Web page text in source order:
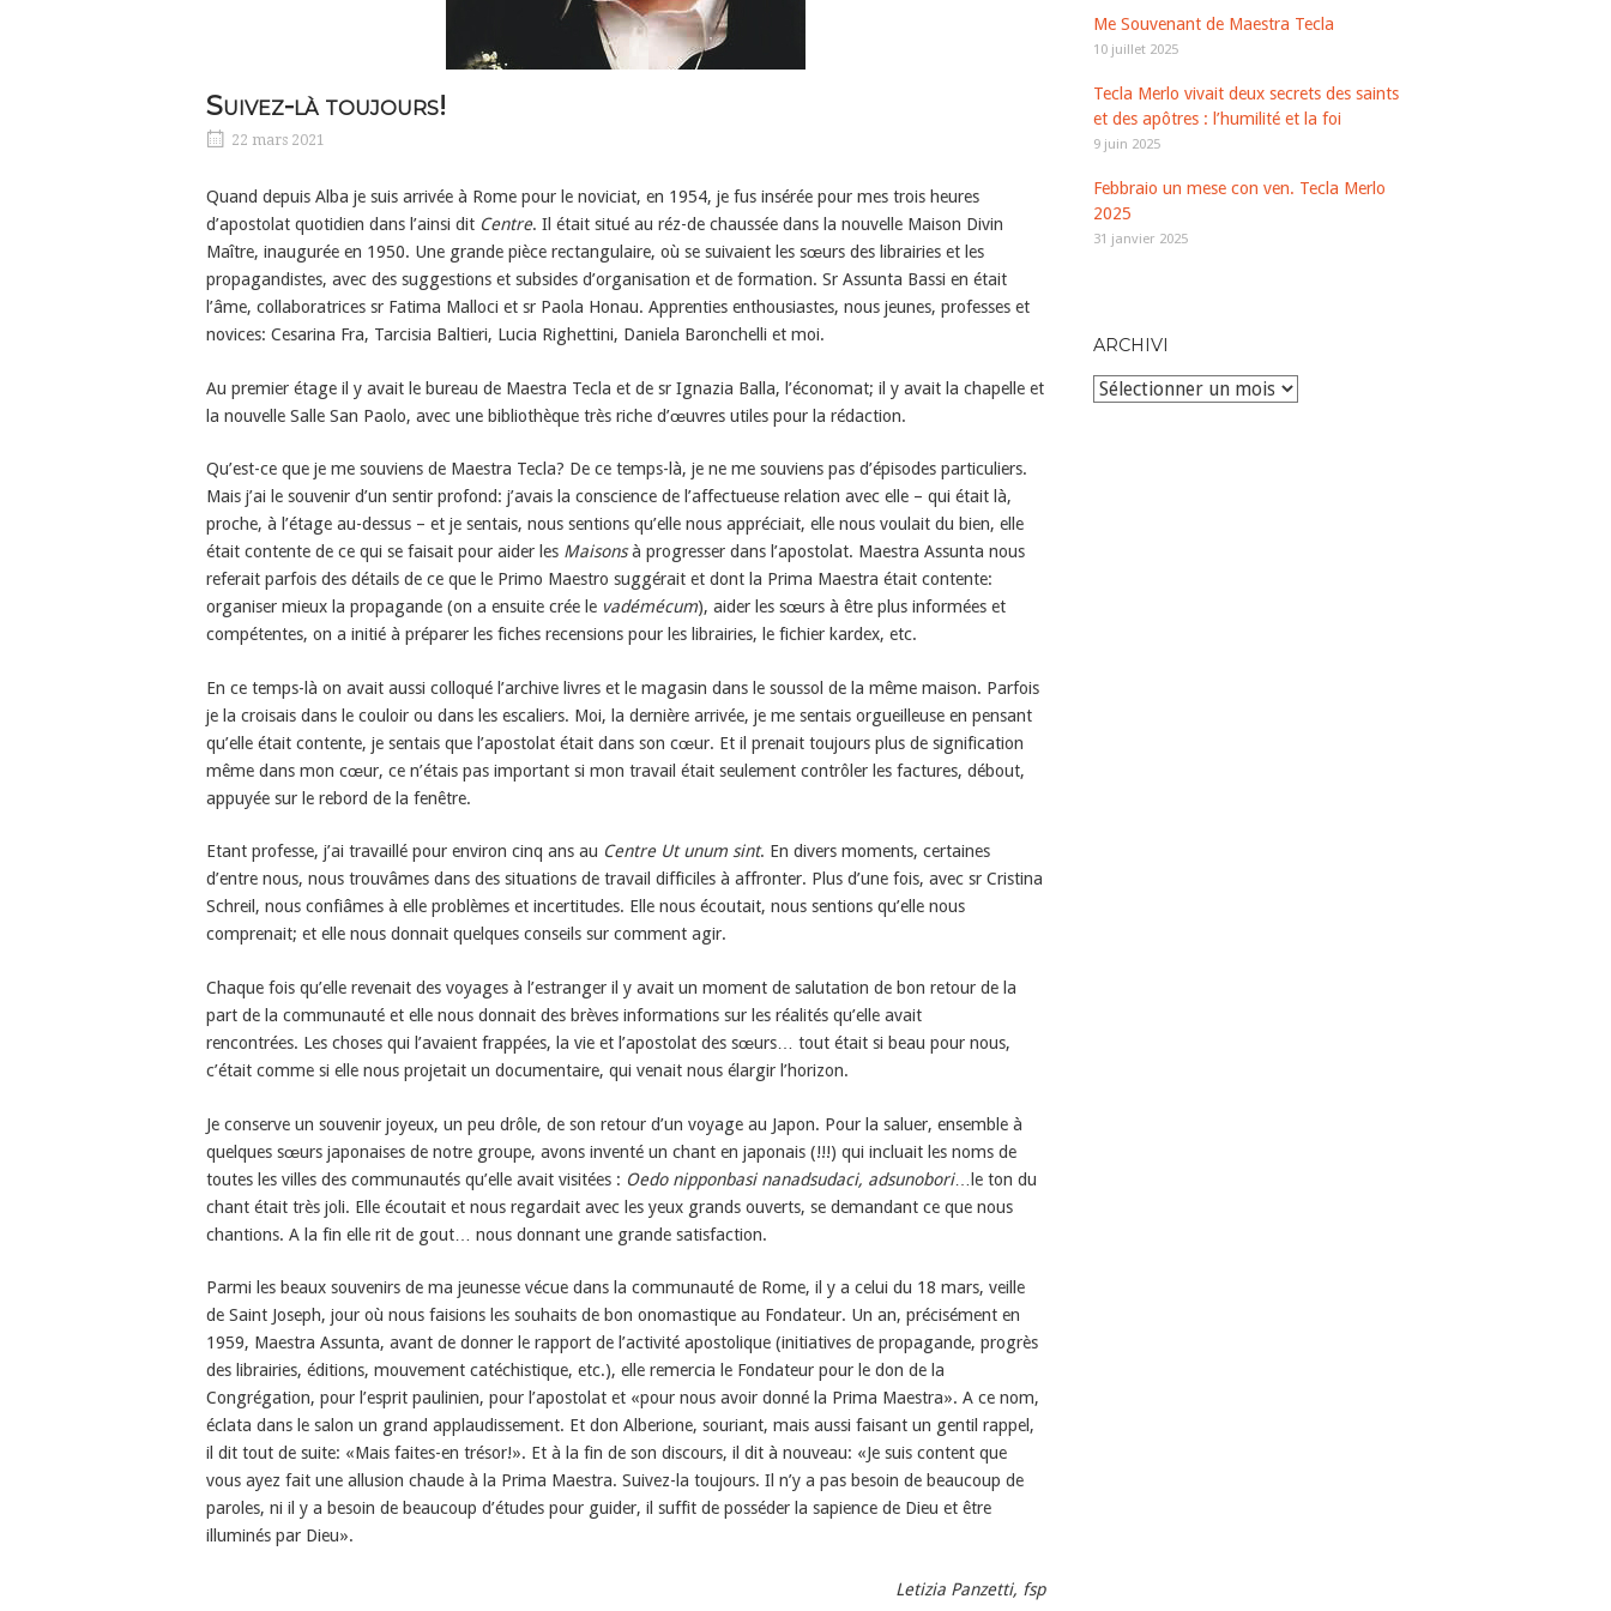
Suivez-là toujours!
22 mars 2021
Quand depuis Alba je suis arrivée à Rome pour le noviciat, en 1954, je fus insérée pour mes trois heures
d’apostolat quotidien dans l’ainsi dit Centre. Il était situé au réz-de chaussée dans la nouvelle Maison Divin
Maître, inaugurée en 1950. Une grande pièce rectangulaire, où se suivaient les sœurs des librairies et les
propagandistes, avec des suggestions et subsides d’organisation et de formation. Sr Assunta Bassi en était
l’âme, collaboratrices sr Fatima Malloci et sr Paola Honau. Apprenties enthousiastes, nous jeunes, professes et
novices: Cesarina Fra, Tarcisia Baltieri, Lucia Righettini, Daniela Baronchelli et moi.
Au premier étage il y avait le bureau de Maestra Tecla et de sr Ignazia Balla, l’économat; il y avait la chapelle et
la nouvelle Salle San Paolo, avec une bibliothèque très riche d’œuvres utiles pour la rédaction.
Qu’est-ce que je me souviens de Maestra Tecla? De ce temps-là, je ne me souviens pas d’épisodes particuliers.
Mais j’ai le souvenir d’un sentir profond: j’avais la conscience de l’affectueuse relation avec elle – qui était là,
proche, à l’étage au-dessus – et je sentais, nous sentions qu’elle nous appréciait, elle nous voulait du bien, elle
était contente de ce qui se faisait pour aider les Maisonsà progresser dans l’apostolat. Maestra Assunta nous
referait parfois des détails de ce que le Primo Maestro suggérait et dont la Prima Maestra était contente:
organiser mieux la propagande (on a ensuite crée le vadémécum), aider les sœurs à être plus informées et
compétentes, on a initié à préparer les fiches recensions pour les librairies, le fichier kardex, etc.
En ce temps-là on avait aussi colloqué l’archive livres et le magasin dans le soussol de la même maison. Parfois
je la croisais dans le couloir ou dans les escaliers. Moi, la dernière arrivée, je me sentais orgueilleuse en pensant
qu’elle était contente, je sentais que l’apostolat était dans son cœur. Et il prenait toujours plus de signification
même dans mon cœur, ce n’étais pas important si mon travail était seulement contrôler les factures, débout,
appuyée sur le rebord de la fenêtre.
Etant professe, j’ai travaillé pour environ cinq ans au Centre Ut unum sint. En divers moments, certaines
d’entre nous, nous trouvâmes dans des situations de travail difficiles à affronter. Plus d’une fois, avec sr Cristina
Schreil, nous confiâmes à elle problèmes et incertitudes. Elle nous écoutait, nous sentions qu’elle nous
comprenait; et elle nous donnait quelques conseils sur comment agir.
Chaque fois qu’elle revenait des voyages à l’estranger il y avait un moment de salutation de bon retour de la
part de la communauté et elle nous donnait des brèves informations sur les réalités qu’elle avait
rencontrées. Les choses qui l’avaient frappées, la vie et l’apostolat des sœurs… tout était si beau pour nous,
c’était comme si elle nous projetait un documentaire, qui venait nous élargir l’horizon.
Je conserve un souvenir joyeux, un peu drôle, de son retour d’un voyage au Japon. Pour la saluer, ensemble à
quelques sœurs japonaises de notre groupe, avons inventé un chant en japonais (!!!) qui incluait les noms de
toutes les villes des communautés qu’elle avait visitées : Oedo nipponbasi nanadsudaci, adsunobori…le ton du
chant était très joli. Elle écoutait et nous regardait avec les yeux grands ouverts, se demandant ce que nous
chantions. A la fin elle rit de gout… nous donnant une grande satisfaction.
Parmi les beaux souvenirs de ma jeunesse vécue dans la communauté de Rome, il y a celui du 18 mars, veille
de Saint Joseph, jour où nous faisions les souhaits de bon onomastique au Fondateur. Un an, précisément en
1959, Maestra Assunta, avant de donner le rapport de l’activité apostolique (initiatives de propagande, progrès
des librairies, éditions, mouvement catéchistique, etc.), elle remercia le Fondateur pour le don de la
Congrégation, pour l’esprit paulinien, pour l’apostolat et «pour nous avoir donné la Prima Maestra». A ce nom,
éclata dans le salon un grand applaudissement. Et don Alberione, souriant, mais aussi faisant un gentil rappel,
il dit tout de suite: «Mais faites-en trésor!». Et à la fin de son discours, il dit à nouveau: «Je suis content que
vous ayez fait une allusion chaude à la Prima Maestra. Suivez-la toujours. Il n’y a pas besoin de beaucoup de
paroles, ni il y a besoin de beaucoup d’études pour guider, il suffit de posséder la sapience de Dieu et être
illuminés par Dieu».
Letizia Panzetti, fsp
Me Souvenant de Maestra Tecla
10 juillet 2025
Tecla Merlo vivait deux secrets des saints
et des apôtres : l’humilité et la foi
9 juin 2025
Febbraio un mese con ven. Tecla Merlo
2025
31 janvier 2025
ARCHIVI
Archivi